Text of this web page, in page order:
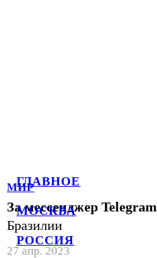
ГЛАВНОЕ
МОСКВА
РОССИЯ
МИР
За мессенджер Telegram
Бразилии
27 апр. 2023